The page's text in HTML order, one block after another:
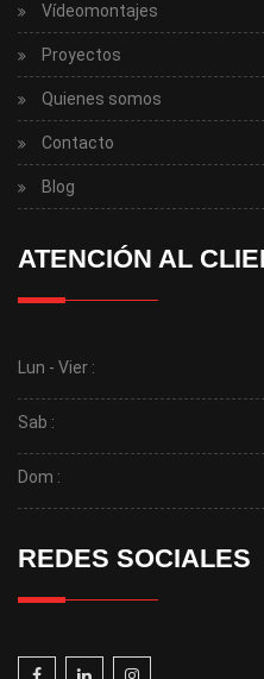
Vídeomontajes
Proyectos
Quienes somos
Contacto
Blog
ATENCIÓN AL
Lun - Vier :
Sab :
Dom :
REDES SOCIALES